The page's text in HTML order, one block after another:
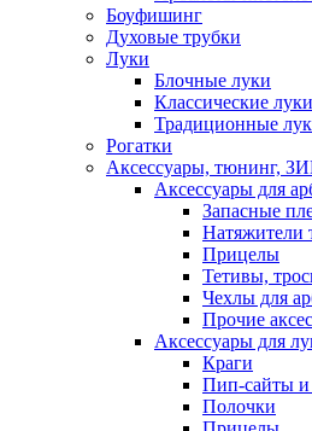
Боуфишинг
Духовые трубки
Луки
Блочные луки
Классические луки
Традиционные
Рогатки
Аксессуары, тюнинг,
Аксессуары для
Запасные
Натяжители
Прицелы
Тетивы,
Чехлы для
Прочие
Аксессуары для
Краги
Пип-сайты и
Полочки